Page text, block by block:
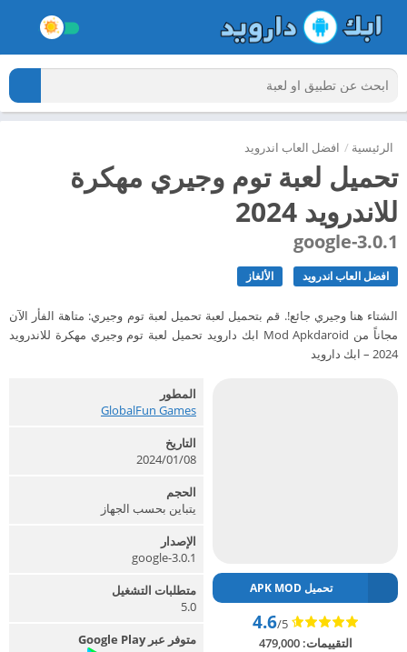
الرئيسية / افضل العاب اندرويد
تحميل لعبة توم وجيري مهكرة
للاندرويد 2024
3.0.1-google
افضل العاب اندرويد الألغاز
الشتاء هنا وجيري جائع!. قم بتحميل لعبة تحميل لعبة توم وجيري: متاهة الفأر الآن
مجاناً من Mod Apkdaroid ابك دارويد تحميل لعبة توم وجيري مهكرة للاندرويد
2024 – ابك دارويد
تحميل APK MOD
4.6/5
التقييمات:479,000
المطور
GlobalFun Games‏
التاريخ
2024/01/08
الحجم
يتباين بحسب الجهاز
الإصدار
3.0.1-google
متطلبات التشغيل
5.0
متوفر عبر Google Play